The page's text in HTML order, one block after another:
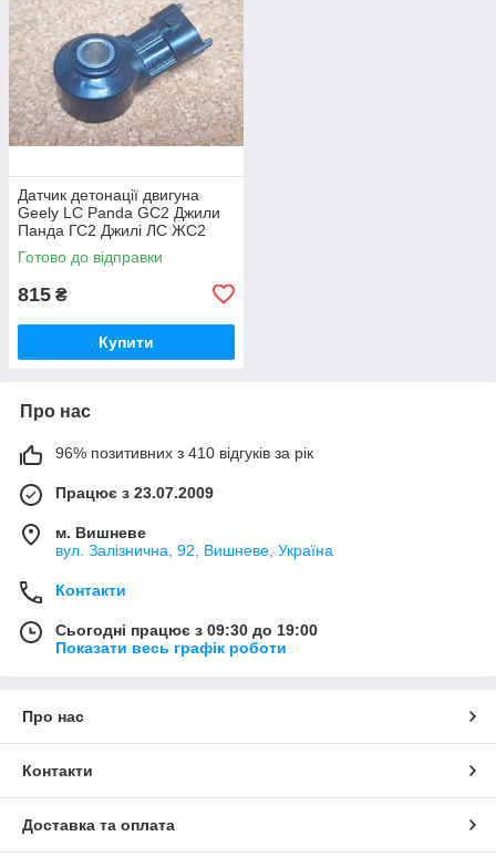
Датчик детонації двигуна
Geely LC Panda GC2 Джили
Панда ГС2 Джилі ЛС ЖС2
Готово до відправки
815 ₴
Купити
Про нас
96% позитивних з 410 відгуків за рік
Працює з 23.07.2009
м. Вишневе
вул. Залізнична, 92, Вишневе, Україна
Контакти
Сьогодні працює з 09:30 до 19:00
Показати весь графік роботи
Про нас
Контакти
Доставка та оплата